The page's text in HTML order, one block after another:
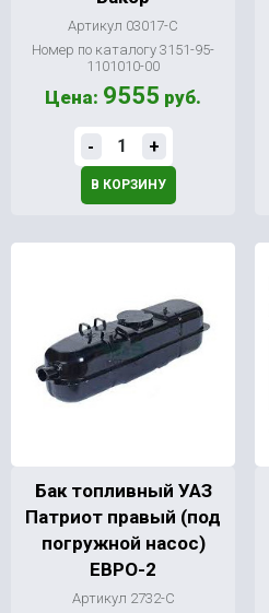
Артикул 03017-С
Номер по каталогу 3151-95-
1101010-00
Цена: 9555 руб.
- +
В КОРЗИНУ
Бак топливный УАЗ
Патриот правый (под
погружной насос)
ЕВРО-2
Артикул 2732-С